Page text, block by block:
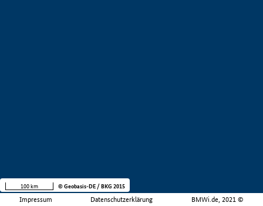
Impressum Datenschutzerklärung BMWi.de, 2021 ©
100 km © Geobasis-DE / BKG 2015